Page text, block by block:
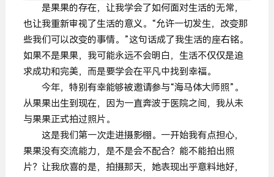
是果果的存在，让我学会了如何面对生活的无常，
也让我重新审视了生活的意义。“允许一切发生，改变那
些我们可以改变的事情。”这句话成了我生活的座右铭。
如果不是果果，我可能永远不会明白，生活不仅仅是追
求成功和完美，而是要学会在平凡中找到幸福。
今年，特别有幸能够被邀请参与“海马体大师照”。
从果果出生到现在，因为一直奔波于医院之间，我从未
与果果正式拍过照片。
这是我们第一次走进摄影棚。一开始我有点担心，
果果没有交流能力，是不是会不配合？能不能拍出照
片？让我欣喜的是，拍摄那天，她表现出乎意料地好，